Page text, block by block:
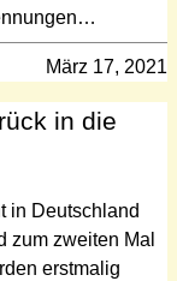
März 17, 2021
in die
in Deutschland
zum zweiten Mal
erstmalig